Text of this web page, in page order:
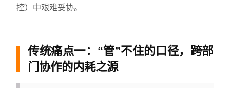
控）中艰难妥协。
传统痛点一：“管”不住的口径，跨部
门协作的内耗之源